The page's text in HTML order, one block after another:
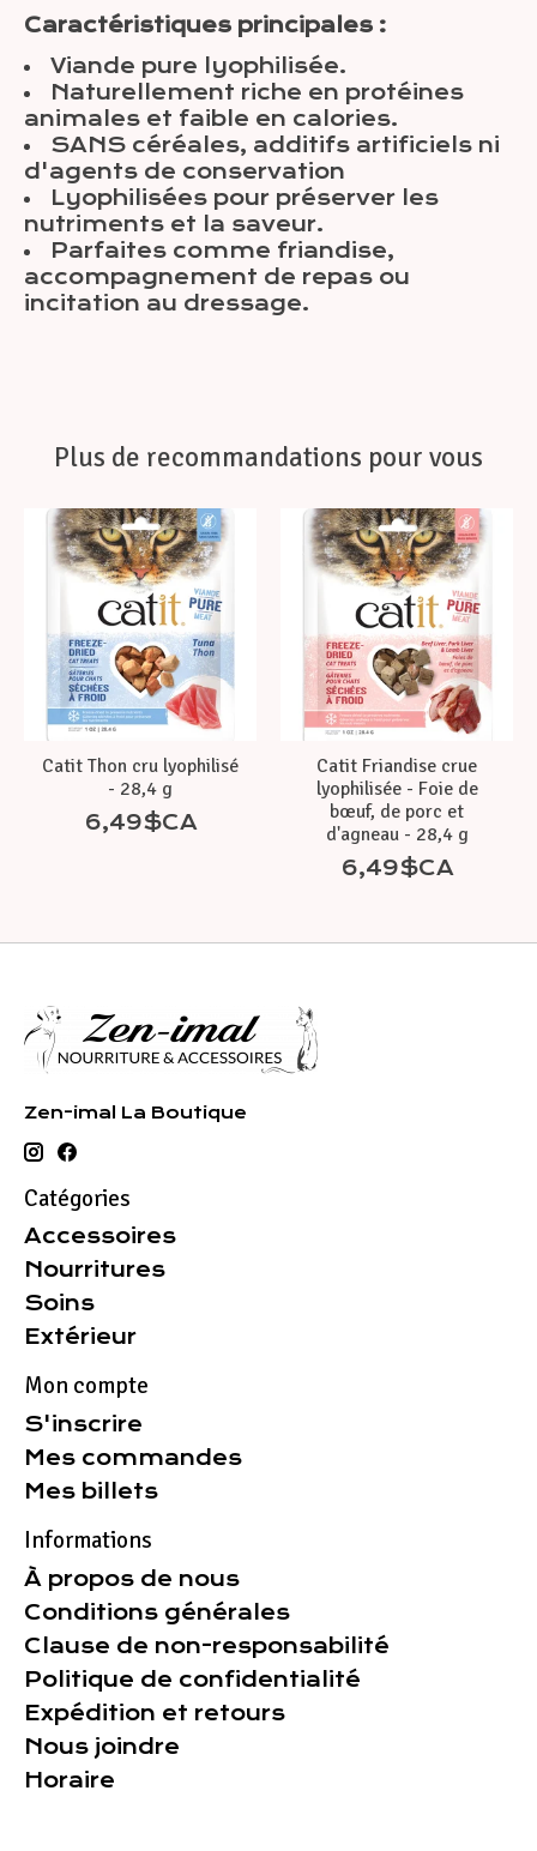
Caractéristiques principales :
Viande pure lyophilisée.
Naturellement riche en protéines
animales et faible en calories.
SANS céréales, additifs artificiels ni
d'agents de conservation
Lyophilisées pour préserver les
nutriments et la saveur.
Parfaites comme friandise,
accompagnement de repas ou
incitation au dressage.
Plus de recommandations pour vous
Articles du carrousel de produits
Catit Thon cru lyophilisé
- 28,4 g
6,49$CA
Catit Friandise crue
lyophilisée - Foie de
bœuf, de porc et
d'agneau - 28,4 g
6,49$CA
Zen-imal La Boutique
Catégories
Accessoires
Nourritures
Soins
Extérieur
Mon compte
S'inscrire
Mes commandes
Mes billets
Informations
À propos de nous
Conditions générales
Clause de non-responsabilité
Politique de confidentialité
Expédition et retours
Nous joindre
Horaire